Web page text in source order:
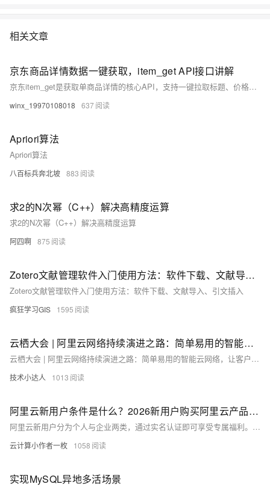
相关文章
京东商品详情数据一键获取，item_get API接口讲解
京东item_get是获取单商品详情的核心API，支持一键拉取标题、价格、SKU、库存、详情HTML等结构化数据，适用于反向海淘、代购、ERP同步及比价分析等场景，分基础版与完整版，需认证授权后调用。（239字）
winx_19970108018 637
Apriori算法
Apriori算法
八百标兵奔北坡 883
求2的N次幂（C++）解决高精度运算
求2的N次幂（C++）解决高精度运算
阿四啊 875
Zotero文献管理软件入门使用方法：软件下载、文献导入、引文插入
Zotero文献管理软件入门使用方法：软件下载、文献导入、引文插入
疯狂学习GIS 1595
云栖大会 | 阿里云网络持续演进之路：简单易用的智能云网络，让客户专注业务创新
云栖大会 | 阿里云网络持续演进之路：简单易用的智能云网络，让客户专注业务创新
技术小达人 1013
阿里云新用户条件是什么？2026新用户购买阿里云产品有哪些优惠政策？
阿里云新用户分为个人与企业两类，通过实名认证即可享受专属福利。2026年优惠方案丰富：新用户可领取无门槛优惠券（如学生300元券）、满减券及算力补贴；云服务器ECS推出多款特惠实例，如轻量应用服务器年付89元起，经济型e实例99元/年，u1实例199元/年；数据库与存储产品提供首购折扣，RDS低至3折，OSS存储包首年3折；更有50余款产品免费试用，覆盖计算、存储、安全等场景，助力新用户低成本上云。
云计算小作者一枚 1058
实现MySQL异地多活场景